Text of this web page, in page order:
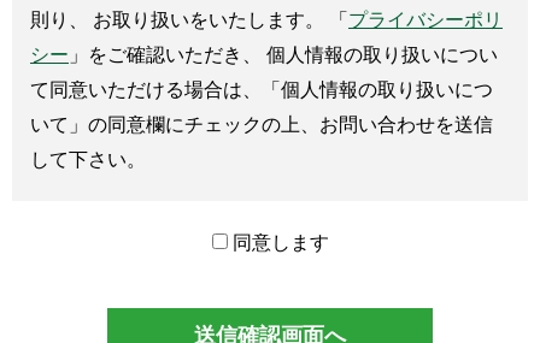
則り、 お取り扱いをいたします。 「プライバシーポリ
シー 」をご確認いただき、 個人情報の取り扱いについ
て同意いただける場合は、「個人情報の取り扱いにつ
いて」の同意欄にチェックの上、お問い合わせを送信
して下さい。
同意します